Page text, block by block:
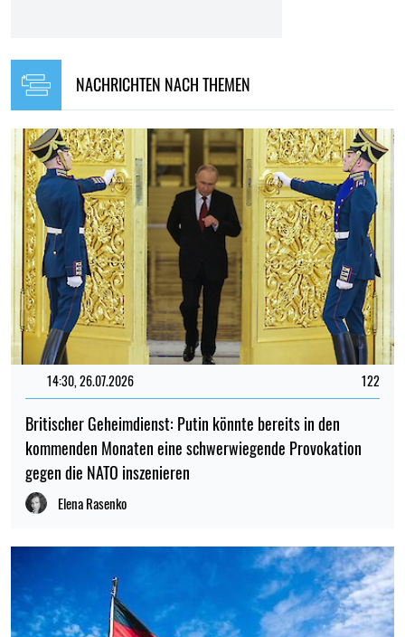
NACHRICHTEN NACH THEMEN
14:30, 26.07.2026 122
Britischer Geheimdienst: Putin könnte bereits in den
kommenden Monaten eine schwerwiegende Provokation
gegen die NATO inszenieren
Elena Rasenko